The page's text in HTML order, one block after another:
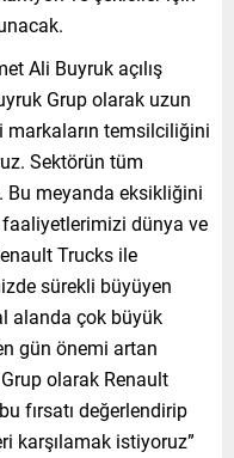
Ali Buyruk açılış
Grup olarak uzun
markaların temsilciliğini
Sektörün tüm
Bu meyanda eksikliğini
dünya ve
Trucks ile
sürekli büyüyen
alanda çok büyük
gün önemi artan
olarak Renault
fırsatı değerlendirip
karşılamak istiyoruz”